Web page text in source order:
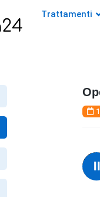
Trattamenti